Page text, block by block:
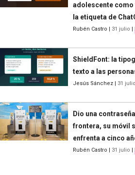
adolescente como
la etiqueta de
Rubén Castro | 31 julio |
ShieldFont: la
texto a las
Jesús Sánchez | 31 julio
Dio una
frontera, su móvil
enfrenta a cinco
Rubén Castro | 31 julio |